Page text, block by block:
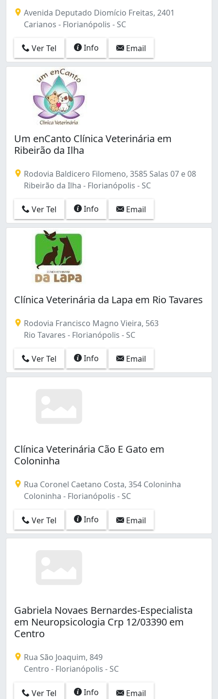
Carianos (1)
Carvoeira (17)
Coloninha (1)
Coqueiros (3)
Costeira do Pirajubaé (1)
Córrego Grande (2)
Estreito (2)
Ingleses do Rio Vermelho (4)
Itacorubi (1)
Jardim Atlântico (14)
João Paulo (2)
Lagoa da Conceição (3)
Ribeirão da Ilha (6)
Rio Tavares (4)
São João do Rio Vermelho (3)
Trindade (3)
Vargem Grande (1)
Avenida Deputado Diomício Freitas, 2401
Carianos - Florianópolis - SC
Ver Tel Info Email
Um enCanto Clínica Veterinária em
Ribeirão da Ilha
Rodovia Baldicero Filomeno, 3585 Salas 07 e 08
Ribeirão da Ilha - Florianópolis - SC
Ver Tel Info Email
Clínica Veterinária da Lapa em Rio Tavares
Rodovia Francisco Magno Vieira, 563
Rio Tavares - Florianópolis - SC
Ver Tel Info Email
Clínica Veterinária Cão E Gato em
Coloninha
Rua Coronel Caetano Costa, 354 Coloninha
Coloninha - Florianópolis - SC
Ver Tel Info Email
Gabriela Novaes Bernardes-Especialista
em Neuropsicologia Crp 12/03390 em
Centro
Rua São Joaquim, 849
Centro - Florianópolis - SC
Ver Tel Info Email